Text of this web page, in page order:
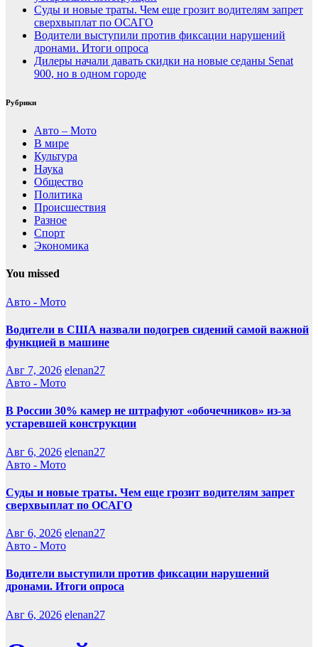
Суды и новые траты. Чем еще грозит водителям запрет
сверхвыплат по ОСАГО
Водители выступили против фиксации нарушений
дронами. Итоги опроса
Дилеры начали давать скидки на новые седаны Senat
900, но в одном городе
Рубрики
Авто – Мото
В мире
Культура
Наука
Общество
Политика
Происшествия
Разное
Спорт
Экономика
You missed
Авто - Мото
Водители в США назвали подогрев сидений самой важной
функцией в машине
Авг 7, 2026 elenan27
Авто - Мото
В России 30% камер не штрафуют «обочечников» из-за
устаревшей конструкции
Авг 6, 2026 elenan27
Авто - Мото
Суды и новые траты. Чем еще грозит водителям запрет
сверхвыплат по ОСАГО
Авг 6, 2026 elenan27
Авто - Мото
Водители выступили против фиксации нарушений
дронами. Итоги опроса
Авг 6, 2026 elenan27